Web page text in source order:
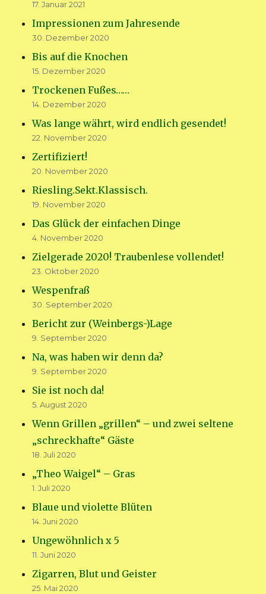
17. Januar 2021
Impressionen zum Jahresende
30. Dezember 2020
Bis auf die Knochen
15. Dezember 2020
Trockenen Fußes……
14. Dezember 2020
Was lange währt, wird endlich gesendet!
22. November 2020
Zertifiziert!
20. November 2020
Riesling.Sekt.Klassisch.
19. November 2020
Das Glück der einfachen Dinge
4. November 2020
Zielgerade 2020! Traubenlese vollendet!
23. Oktober 2020
Wespenfraß
30. September 2020
Bericht zur (Weinbergs-)Lage
9. September 2020
Na, was haben wir denn da?
9. September 2020
Sie ist noch da!
5. August 2020
Wenn Grillen „grillen“ – und zwei seltene
„schreckhafte“ Gäste
18. Juli 2020
„Theo Waigel“ – Gras
1. Juli 2020
Blaue und violette Blüten
14. Juni 2020
Ungewöhnlich x 5
11. Juni 2020
Zigarren, Blut und Geister
25. Mai 2020